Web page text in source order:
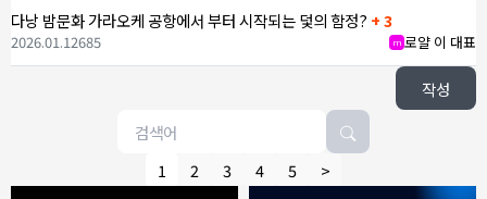
다낭 밤문화 가라오케 공항에서 부터 시작되는 덫의 함정? + 3
m 로얄 이 대표
2026.01.12685
작성
1 2 3 4 5 >